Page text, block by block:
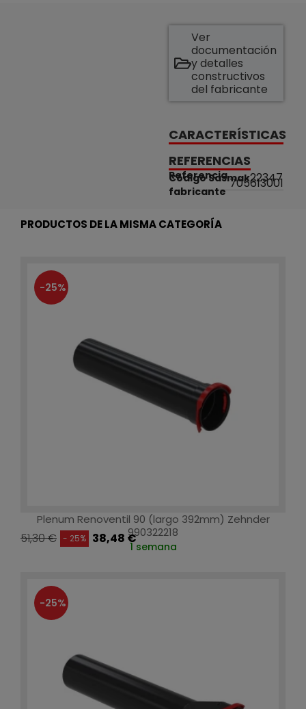
Ver
documentación
y detalles
constructivos
del fabricante
CARACTERÍSTICAS
REFERENCIAS
Código Sasmak22347
Referencia
fabricante
705613001
PRODUCTOS DE LA MISMA CATEGORÍA
-25%
Plenum Renoventil 90 (largo 392mm) Zehnder
990322218
51,30 € - 25% 38,48 €
1 semana
-25%